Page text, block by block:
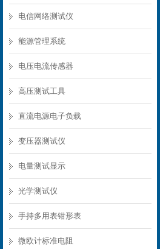
电信网络测试仪
能源管理系统
电压电流传感器
高压测试工具
直流电源电子负载
变压器测试仪
电量测试显示
光学测试仪
手持多用表钳形表
微欧计标准电阻